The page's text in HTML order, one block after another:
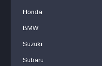
Honda
BMW
Suzuki
Subaru